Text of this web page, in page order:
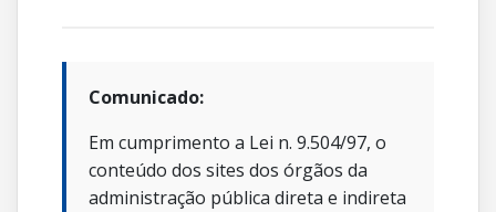
Comunicado:
Em cumprimento a Lei n. 9.504/97, o
conteúdo dos sites dos órgãos da
administração pública direta e indireta